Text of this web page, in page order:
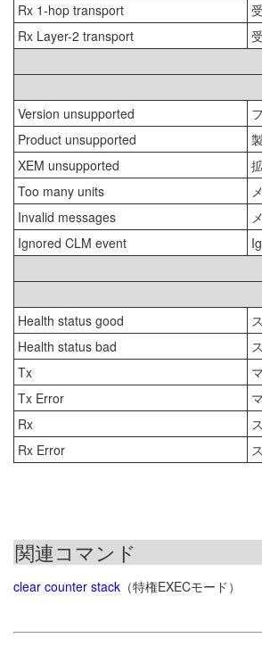
Rx 1-hop transport
Rx Layer-2 transport
Version unsupported
Product unsupported
XEM unsupported
Too many units
Invalid messages
Ignored CLM event
Health status good
Health status bad
Tx
Tx Error
Rx
Rx Error
関連コマンド
clear counter stack （特権EXECモード）